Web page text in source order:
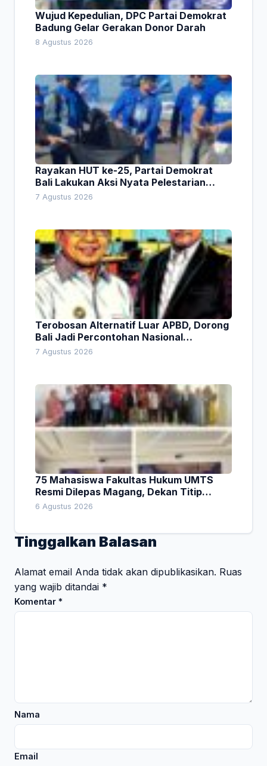
Wujud Kepedulian, DPC Partai Demokrat
Badung Gelar Gerakan Donor Darah
8 Agustus 2026
Rayakan HUT ke-25, Partai Demokrat
Bali Lakukan Aksi Nyata Pelestarian
Lingkungan
7 Agustus 2026
Terobosan Alternatif Luar APBD, Dorong
Bali Jadi Percontohan Nasional
Pembiayaan Daerah
7 Agustus 2026
75 Mahasiswa Fakultas Hukum UMTS
Resmi Dilepas Magang, Dekan Titip
Empat Pesan Penting
6 Agustus 2026
Tinggalkan Balasan
Alamat email Anda tidak akan dipublikasikan. Ruas
yang wajib ditandai *
Komentar *
Nama
Email